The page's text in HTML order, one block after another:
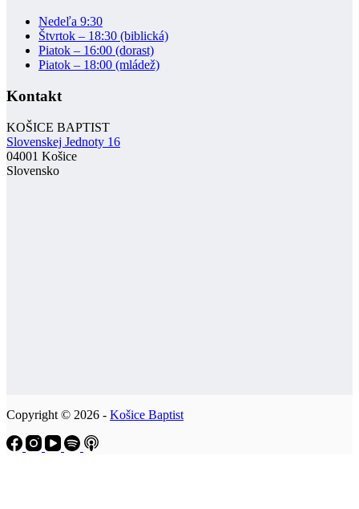
Nedeľa 9:30
Štvrtok – 18:30 (biblická)
Piatok – 16:00 (dorast)
Piatok – 18:00 (mládež)
Kontakt
KOŠICE BAPTIST
Slovenskej Jednoty 16
04001 Košice
Slovensko
Copyright © 2026 - Košice Baptist